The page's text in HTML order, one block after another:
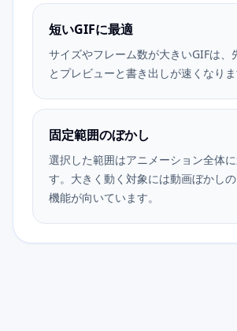
短いGIFに最適
サイズやフレーム数が大きいGIFは、
とプレビューと書き出しが速くなりま
固定範囲のぼかし
選択した範囲はアニメーション全体
す。大きく動く対象には動画ぼかし
機能が向いています。